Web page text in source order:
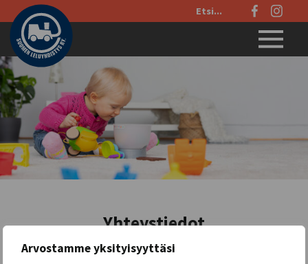
Arvostamme yksityisyyttäsi
Etsi
sivustolta:
Yhteystiedot